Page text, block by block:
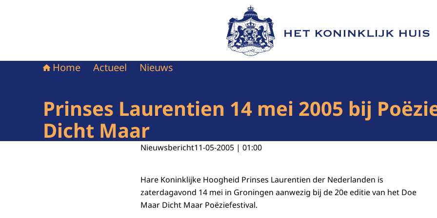
Naar de homepage van Het Koninklijk Huis
Home Actueel Nieuws
Prinses Laurentien 14 mei 2005 bij
Dicht Maar
Nieuwsbericht11-05-2005 | 01:00
Hare Koninklijke Hoogheid Prinses Laurentien der Nederlanden is
zaterdagavond 14 mei in Groningen aanwezig bij de 20e editie van het Doe
Maar Dicht Maar Poëziefestival.